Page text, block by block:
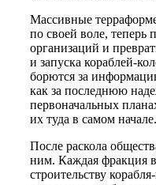
Массивные
по своей воле,
организаций и
и запуска кораблей-
борются за
как за последнюю
первоначальных
их туда в самом начале.
После раскола
ним. Каждая фракция
строительству